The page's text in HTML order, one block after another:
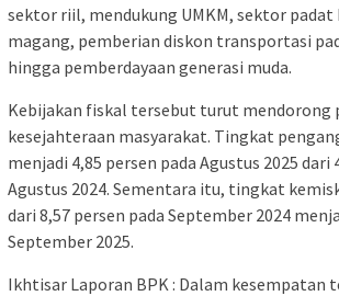
sektor riil, mendukung UMKM, sektor padat
magang, pemberian diskon transportasi
hingga pemberdayaan generasi muda.
Kebijakan fiskal tersebut turut mendorong
kesejahteraan masyarakat. Tingkat
menjadi 4,85 persen pada Agustus 2025 dari
Agustus 2024. Sementara itu, tingkat
dari 8,57 persen pada September 2024
September 2025.
Ikhtisar Laporan BPK : Dalam kesempatan